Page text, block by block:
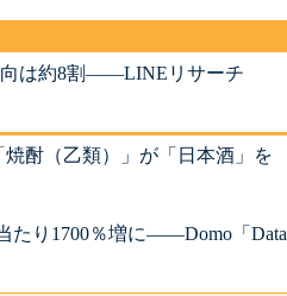
向は約8割――LINEリサーチ
酎（乙類）」が「日本酒」を
たり1700％増に――Domo「Data